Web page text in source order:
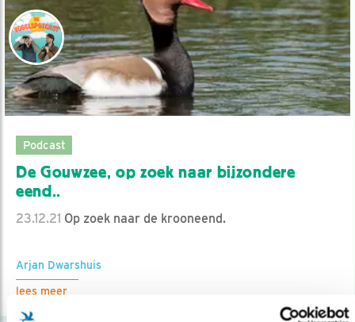
Podcast
De Gouwzee, op zoek naar bijzondere
eend..
23.12.21 Op zoek naar de krooneend.
Arjan Dwarshuis
lees meer